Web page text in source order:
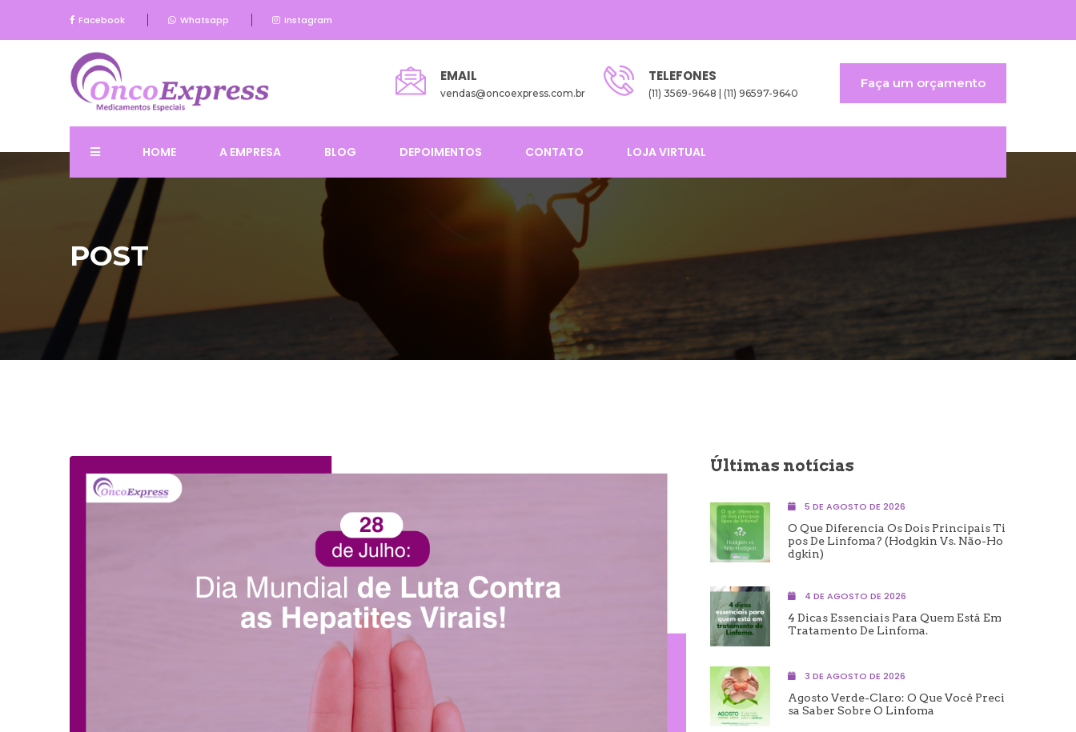
Facebook Whatsapp Instagram
EMAIL
vendas@oncoexpress.com.br
TELEFONES
(11) 3569-9648 | (11) 96597-9640
Faça um orçamento
HOME A EMPRESA BLOG DEPOIMENTOS CONTATO LOJA VIRTUAL
POST
Últimas notícias
5 DE AGOSTO DE 2026
O Que Diferencia Os Dois Principais Ti
Pos De Linfoma? (Hodgkin Vs. Não-Ho
Dgkin)
4 DE AGOSTO DE 2026
4 Dicas Essenciais Para Quem Está Em
Tratamento De Linfoma.
3 DE AGOSTO DE 2026
Agosto Verde-Claro: O Que Você Preci
Sa Saber Sobre O Linfoma